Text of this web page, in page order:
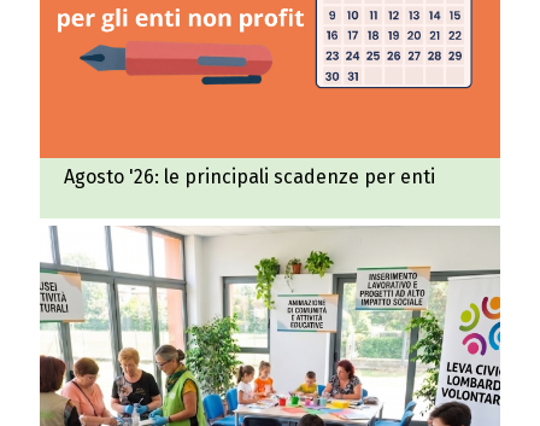
Agosto '26: le principali scadenze per enti